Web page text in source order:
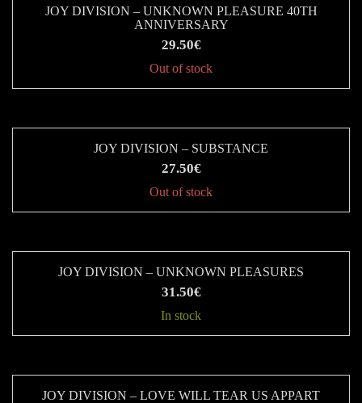
του
προϊόντος
JOY DIVISION – UNKNOWN PLEASURE 40TH
ANNIVERSARY
29.50€
Out of stock
JOY DIVISION – SUBSTANCE
27.50€
Out of stock
JOY DIVISION – UNKNOWN PLEASURES
31.50€
In stock
JOY DIVISION – LOVE WILL TEAR US APPART